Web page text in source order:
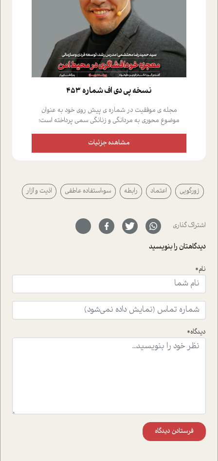
نسخه پي دي اف شماره 453
مجله ی موفقیت در شماره ی پیش روی خود به عنوان
موضوع محوری به مردانگی و زنانگی سمی پرداخته است؛
علیخواه، جامعه شناس در بخش های مختلف تلاش کرده ایم
از دریچه های گوناگون به این موضوع مهم بپردازیم.فصل
پیرامون آن آشنا می کند.در بخش دو فنجان داغ به سراغ افرادی
رفته ایم که موفقیت را در عمل به اثبات رسانده اند؛ سید
حمیدرضا محتشمی که بیست و پنجمین سال فعالیت حرفه
سر نهاده است و نیز کرامت عزیز زاده؛ سفیر صلح و دوستی که
با رکاب زدن در بیش از هفتاد کشور و کاشتن درخت، به نماد
حمایت از محیط زیست و منابع طبیعی تبدیل گشته
است.فصل روایت اجنبی ها در این شماره به دو موضوع
ای که به زندگی شگفت انگیز جین گودال و تاثیرات کاوش های
ایشان در حوزه ی شامپانزه ها بر زندگی امروزی ما نگاهی
افکنده است.فصل اتاق 333 شما را پای صحبت یک تجربه ی
واقعی در ارتباط با اختلال شخصیت اسکزوئید و مشکلات و نیز
راهکارهای حل آن قرار می دهد که در اتاق درمان اتفاق افتاده
موثرترین راهکارهای استفاده از هوش مصنوعی در حوزه های
مشاهده جزئیات
زورگویی اعتماد رابطه سوء‌استفاده عاطفی اذیت و آزار
اشتراک گذاری
دیدگاهتان را بنویسید
نام*
دیدگاه*
فرستادن دیدگاه